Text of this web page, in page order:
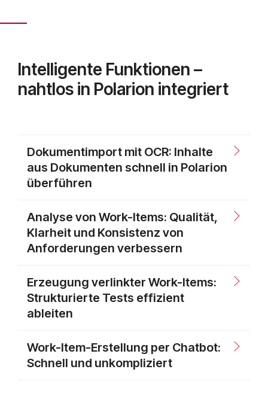
Intelligente Funktionen –
nahtlos in Polarion integriert
Dokumentimport mit OCR: Inhalte
aus Dokumenten schnell in Polarion
überführen
Analyse von Work-Items: Qualität,
Klarheit und Konsistenz von
Anforderungen verbessern
Erzeugung verlinkter Work-Items:
Strukturierte Tests effizient
ableiten
Work-Item-Erstellung per Chatbot:
Schnell und unkompliziert